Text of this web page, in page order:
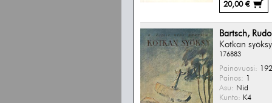
20,00 €
Bartsch,
Kotkan syöksy
176883
Painovuosi:
Painos:
Asu: Nid
Kunto: K4